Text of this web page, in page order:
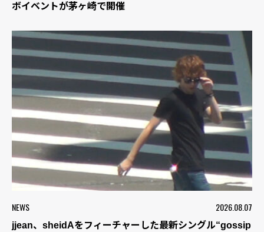
ボイベントが茅ヶ崎で開催
NEWS 2026.08.07
jjean、sheidAをフィーチャーした最新シングル“gossip